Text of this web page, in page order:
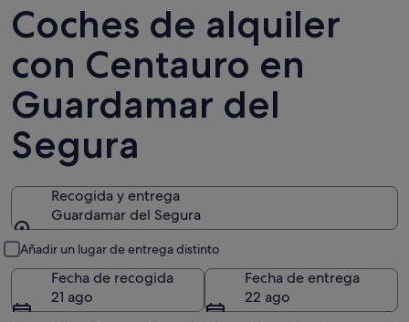
Coches de alquiler
con Centauro en
Guardamar del
Segura
Recogida y entrega
Guardamar del Segura
Añadir un lugar de entrega distinto
Fecha de recogida
21 ago
Fecha de entrega
22 ago